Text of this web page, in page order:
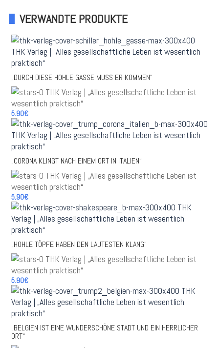
VERWANDTE PRODUKTE
„DURCH DIESE HOHLE GASSE MUSS ER KOMMEN“
5.90€
„CORONA KLINGT NACH EINEM ORT IN ITALIEN“
5.90€
„HOHLE TÖPFE HABEN DEN LAUTESTEN KLANG“
5.90€
„BELGIEN IST EINE WUNDERSCHÖNE STADT UND EIN HERRLICHER
ORT“